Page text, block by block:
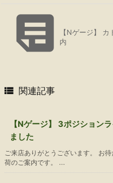
 【Nゲージ】
内
 関連記事
【Nゲージ】 3ポジション
ました
ご来店ありがとうございます。 お
荷のご案内です。 ...